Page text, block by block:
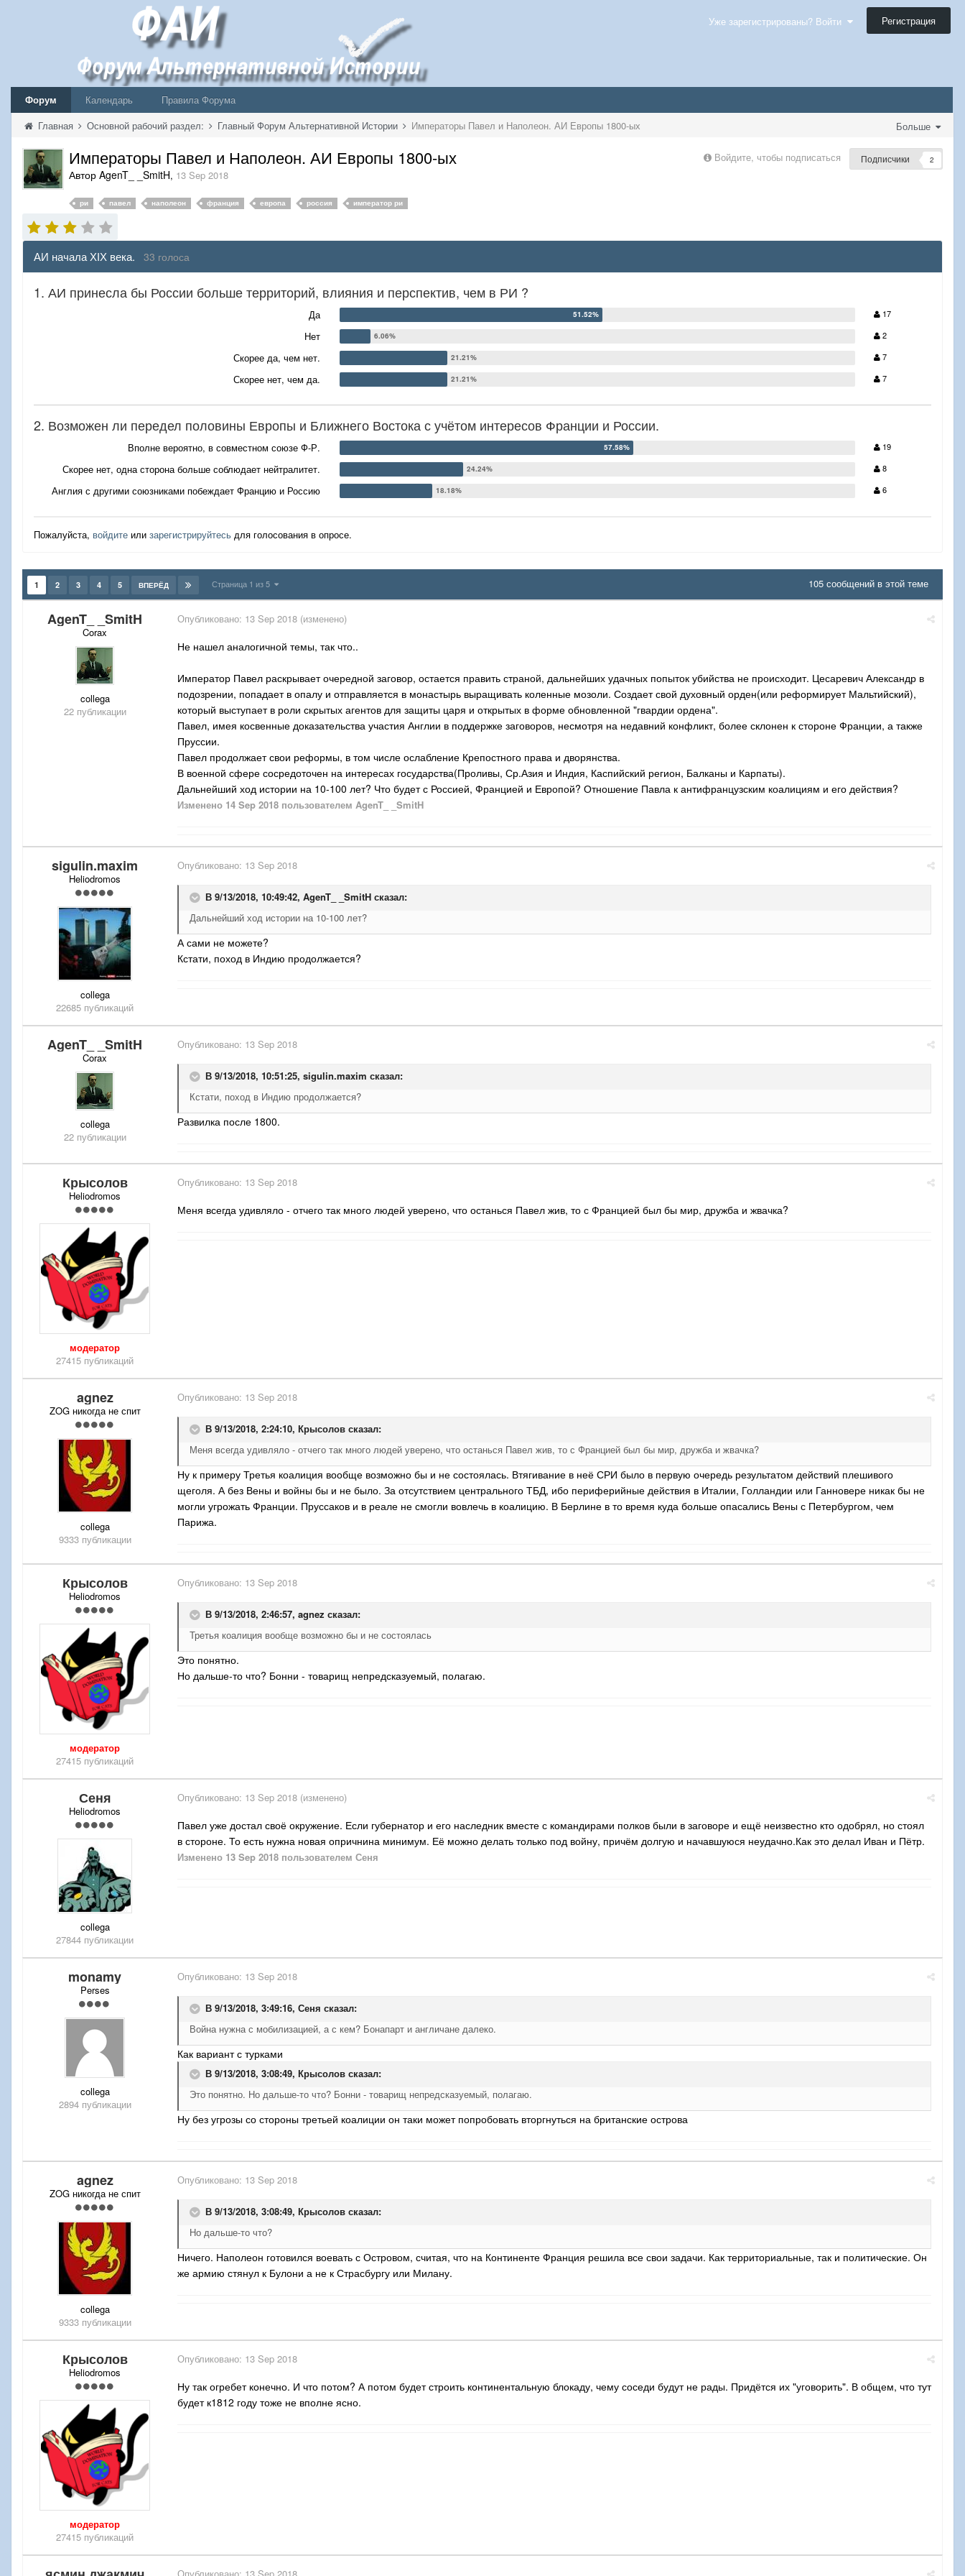
Уже зарегистрированы? Войти Регистрация
Форум Календарь
Правила Форума
Больше
Главная Основной рабочий раздел: Главный Форум Альтернативной Истории Императоры Павел и Наполеон. АИ Европы 1800-ых
Войдите, чтобы подписаться Подписчики 2
Императоры Павел и Наполеон. АИ Европы 1800-ых
Автор AgenT_ _SmitH, 13 Sep 2018
ри павел наполеон франция европа россия император ри
АИ начала ХІХ века. 33 голоса
1. АИ принесла бы России больше территорий, влияния и перспектив, чем в РИ ?
Да 17
Нет 2
Скорее да, чем нет. 7
Скорее нет, чем да. 7
2. Возможен ли передел половины Европы и Ближнего Востока с учётом интересов Франции и России.
Вполне вероятно, в совместном союзе Ф-Р. 19
Скорее нет, одна сторона больше соблюдает нейтралитет. 8
Англия с другими союзниками побеждает Францию и Россию 6
Пожалуйста, войдите или зарегистрируйтесь для голосования в опросе.
105 сообщений в этой теме
1 2 3 4 5 ВПЕРЁД Страница 1 из 5
AgenT_ _SmitH
Corax
collega
22 публикации
Опубликовано: 13 Sep 2018 (изменено)
Не нашел аналогичной темы, так что..
Император Павел раскрывает очередной заговор, остается править страной, дальнейших удачных попыток убийства не происходит. Цесаревич Александр в
подозрении, попадает в опалу и отправляется в монастырь выращивать коленные мозоли. Создает свой духовный орден(или реформирует Мальтийский),
который выступает в роли скрытых агентов для защиты царя и открытых в форме обновленной "гвардии ордена".
Павел, имея косвенные доказательства участия Англии в поддержке заговоров, несмотря на недавний конфликт, более склонен к стороне Франции, а также
Пруссии.
Павел продолжает свои реформы, в том числе ослабление Крепостного права и дворянства.
В военной сфере сосредоточен на интересах государства(Проливы, Ср.Азия и Индия, Каспийский регион, Балканы и Карпаты).
Дальнейший ход истории на 10-100 лет? Что будет с Россией, Францией и Европой? Отношение Павла к антифранцузским коалициям и его действия?
Изменено 14 Sep 2018 пользователем AgenT_ _SmitH
sigulin.maxim
Heliodromos
collega
22685 публикаций
Опубликовано: 13 Sep 2018
В 9/13/2018, 10:49:42, AgenT_ _SmitH сказал:
Дальнейший ход истории на 10-100 лет?
А сами не можете?
Кстати, поход в Индию продолжается?
AgenT_ _SmitH
Corax
collega
22 публикации
Опубликовано: 13 Sep 2018
В 9/13/2018, 10:51:25, sigulin.maxim сказал:
Кстати, поход в Индию продолжается?
Развилка после 1800.
Крысолов
Heliodromos
модератор
27415 публикаций
Опубликовано: 13 Sep 2018
Меня всегда удивляло - отчего так много людей уверено, что останься Павел жив, то с Францией был бы мир, дружба и жвачка?
agnez
ZOG никогда не спит
collega
9333 публикации
Опубликовано: 13 Sep 2018
В 9/13/2018, 2:24:10, Крысолов сказал:
Меня всегда удивляло - отчего так много людей уверено, что останься Павел жив, то с Францией был бы мир, дружба и жвачка?
Ну к примеру Третья коалиция вообще возможно бы и не состоялась. Втягивание в неё СРИ было в первую очередь результатом действий плешивого
щеголя. А без Вены и войны бы и не было. За отсутствием центрального ТБД, ибо периферийные действия в Италии, Голландии или Ганновере никак бы не
могли угрожать Франции. Пруссаков и в реале не смогли вовлечь в коалицию. В Берлине в то время куда больше опасались Вены с Петербургом, чем
Парижа.
Крысолов
Heliodromos
модератор
27415 публикаций
Опубликовано: 13 Sep 2018
В 9/13/2018, 2:46:57, agnez сказал:
Третья коалиция вообще возможно бы и не состоялась
Это понятно.
Но дальше-то что? Бонни - товарищ непредсказуемый, полагаю.
Сеня
Heliodromos
collega
27844 публикации
Опубликовано: 13 Sep 2018 (изменено)
Павел уже достал своё окружение. Если губернатор и его наследник вместе с командирами полков были в заговоре и ещё неизвестно кто одобрял, но стоял
в стороне. То есть нужна новая опричнина минимум. Её можно делать только под войну, причём долгую и начавшуюся неудачно.Как это делал Иван и Пётр.
Изменено 13 Sep 2018 пользователем Сеня
monamy
Perses
collega
2894 публикации
Опубликовано: 13 Sep 2018
В 9/13/2018, 3:49:16, Сеня сказал:
Война нужна с мобилизацией, а с кем? Бонапарт и англичане далеко.
Как вариант с турками
В 9/13/2018, 3:08:49, Крысолов сказал:
Это понятно. Но дальше-то что? Бонни - товарищ непредсказуемый, полагаю.
Ну без угрозы со стороны третьей коалиции он таки может попробовать вторгнуться на британские острова
agnez
ZOG никогда не спит
collega
9333 публикации
Опубликовано: 13 Sep 2018
В 9/13/2018, 3:08:49, Крысолов сказал:
Но дальше-то что?
Ничего. Наполеон готовился воевать с Островом, считая, что на Континенте Франция решила все свои задачи. Как территориальные, так и политические. Он
же армию стянул к Булони а не к Страсбургу или Милану.
Крысолов
Heliodromos
модератор
27415 публикаций
Опубликовано: 13 Sep 2018
Ну так огребет конечно. И что потом? А потом будет строить континентальную блокаду, чему соседи будут не рады. Придётся их "уговорить". В общем, что тут
будет к1812 году тоже не вполне ясно.